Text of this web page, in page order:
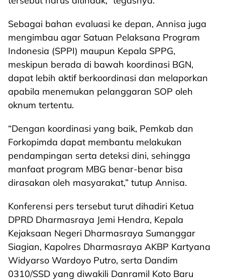
Sebagai bahan evaluasi ke depan, Annisa juga
mengimbau agar Satuan Pelaksana Program
Indonesia (SPPI) maupun Kepala SPPG,
meskipun berada di bawah koordinasi BGN,
dapat lebih aktif berkoordinasi dan melaporkan
apabila menemukan pelanggaran SOP oleh
oknum tertentu.
“Dengan koordinasi yang baik, Pemkab dan
Forkopimda dapat membantu melakukan
pendampingan serta deteksi dini, sehingga
manfaat program MBG benar-benar bisa
dirasakan oleh masyarakat,” tutup Annisa.
Konferensi pers tersebut turut dihadiri Ketua
DPRD Dharmasraya Jemi Hendra, Kepala
Kejaksaan Negeri Dharmasraya Sumanggar
Siagian, Kapolres Dharmasraya AKBP Kartyana
Widyarso Wardoyo Putro, serta Dandim
0310/SSD yang diwakili Danramil Koto Baru